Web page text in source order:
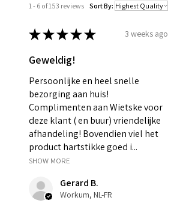
1 - 6 of 153 reviews Sort By:
★★★★★ 3 weeks ago
Geweldig!
Persoonlijke en heel snelle
bezorging aan huis!
Complimenten aan Wietske voor
deze klant ( en buur) vriendelijke
afhandeling! Bovendien viel het
product hartstikke goed i...
SHOW MORE
Gerard B.
Workum, NL-FR